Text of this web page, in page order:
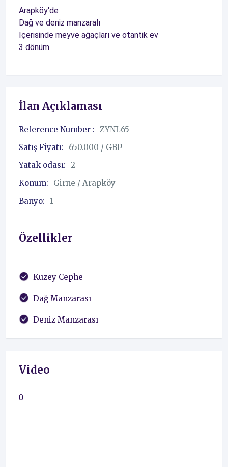
Arapköy'de
Dağ ve deniz manzaralı
İçerisinde meyve ağaçları ve otantik ev
3 dönüm
İlan Açıklaması
Reference Number : ZYNL65
Satış Fiyatı:
650.000 / GBP
Yatak odası: 2
Konum:
Girne / Arapköy
Banyo:
1
Özellikler
Kuzey Cephe
Dağ Manzarası
Deniz Manzarası
Video
0